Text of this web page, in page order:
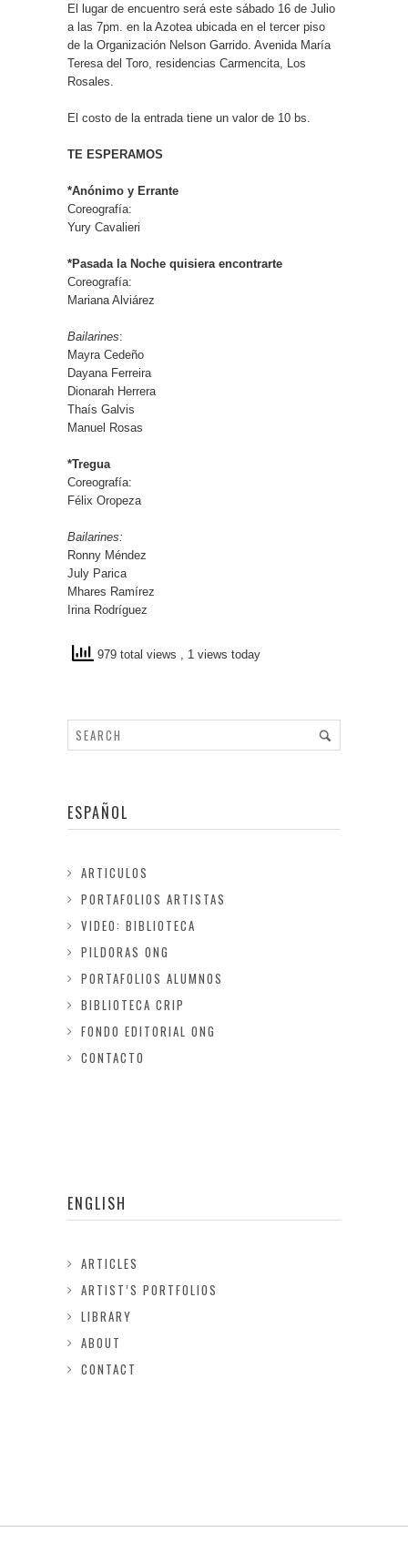
El lugar de encuentro será este sábado 16 de Julio
a las 7pm. en la Azotea ubicada en el tercer piso
de la Organización Nelson Garrido. Avenida María
Teresa del Toro, residencias Carmencita, Los
Rosales.
El costo de la entrada tiene un valor de 10 bs.
TE ESPERAMOS
*Anónimo y Errante
Coreografía:
Yury Cavalieri
*Pasada la Noche quisiera encontrarte
Coreografía:
Mariana Alviárez
Bailarines:
Mayra Cedeño
Dayana Ferreira
Dionarah Herrera
Thaís Galvis
Manuel Rosas
*Tregua
Coreografía:
Félix Oropeza
Bailarines:
Ronny Méndez
July Parica
Mhares Ramírez
Irina Rodríguez
979 total views , 1 views today
ESPAÑOL
ARTICULOS
PORTAFOLIOS ARTISTAS
VIDEO: BIBLIOTECA
PILDORAS ONG
PORTAFOLIOS ALUMNOS
BIBLIOTECA CRIP
FONDO EDITORIAL ONG
CONTACTO
ENGLISH
ARTICLES
ARTIST’S PORTFOLIOS
LIBRARY
ABOUT
CONTACT